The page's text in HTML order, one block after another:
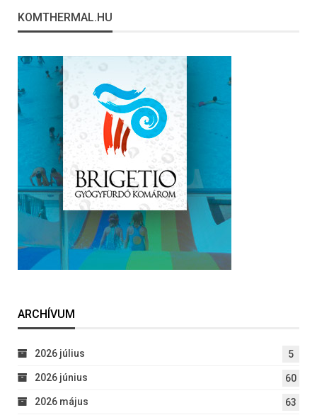
KOMTHERMAL.HU
ARCHÍVUM
2026 július 5
2026 június 60
2026 május 63